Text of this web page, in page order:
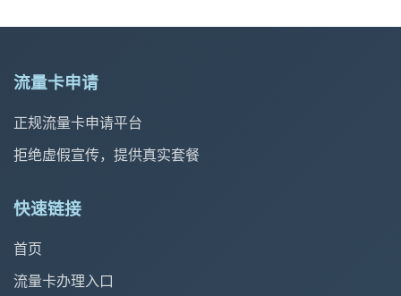
流量卡申请
正规流量卡申请平台
拒绝虚假宣传，提供真实套餐
快速链接
首页
流量卡办理入口